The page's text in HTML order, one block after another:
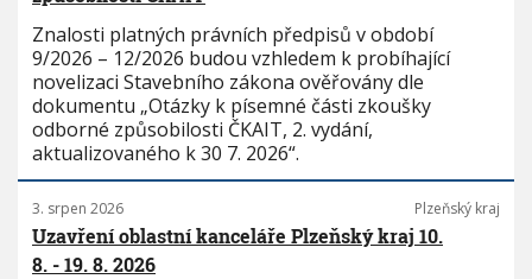
Znalosti platných právních předpisů v období
9/2026 – 12/2026 budou vzhledem k probíhající
novelizaci Stavebního zákona ověřovány dle
dokumentu „Otázky k písemné části zkoušky
odborné způsobilosti ČKAIT, 2. vydání,
aktualizovaného k 30 7. 2026“.
3. srpen 2026 Plzeňský kraj
Uzavření oblastní kanceláře Plzeňský kraj 10.
8. - 19. 8. 2026